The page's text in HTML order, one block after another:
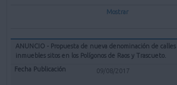
Mostrar
ANUNCIO - Propuesta de nueva denominación de
inmuebles sitos en los Polígonos de Raos y Trascueto.
09/08/2017